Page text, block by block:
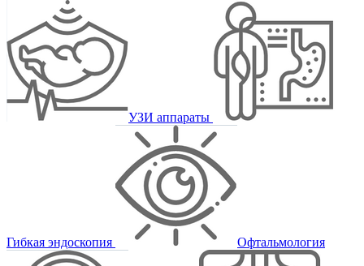
УЗИ аппараты
Гибкая эндоскопия Офтальмология